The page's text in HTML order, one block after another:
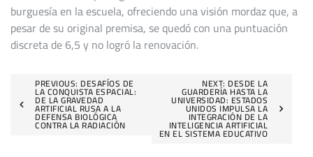
burguesía en la escuela, ofreciendo una visión mordaz que, a
pesar de su original premisa, se quedó con una puntuación
discreta de 6,5 y no logró la renovación.
Navegación
de
entradas
PREVIOUS: DESAFÍOS DE
LA CONQUISTA ESPACIAL:
DE LA GRAVEDAD
ARTIFICIAL RUSA A LA
DEFENSA BIOLÓGICA
CONTRA LA RADIACIÓN
NEXT: DESDE LA
GUARDERÍA HASTA LA
UNIVERSIDAD: ESTADOS
UNIDOS IMPULSA LA
INTEGRACIÓN DE LA
INTELIGENCIA ARTIFICIAL
EN EL SISTEMA EDUCATIVO